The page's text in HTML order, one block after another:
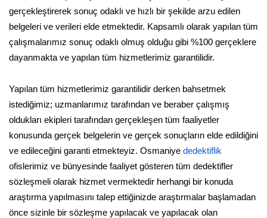
gerçekleştirerek sonuç odaklı ve hızlı bir şekilde arzu edilen
belgeleri ve verileri elde etmektedir. Kapsamlı olarak yapılan tüm
çalışmalarımız sonuç odaklı olmuş olduğu gibi %100 gerçeklere
dayanmakta ve yapılan tüm hizmetlerimiz garantilidir.
Yapılan tüm hizmetlerimiz garantilidir derken bahsetmek
istediğimiz; uzmanlarımız tarafından ve beraber çalışmış
oldukları ekipleri tarafından gerçekleşen tüm faaliyetler
konusunda gerçek belgelerin ve gerçek sonuçların elde edildiğini
ve edileceğini garanti etmekteyiz. Osmaniye dedektiflik
ofislerimiz ve bünyesinde faaliyet gösteren tüm dedektifler
sözleşmeli olarak hizmet vermektedir herhangi bir konuda
araştırma yapılmasını talep ettiğinizde araştırmalar başlamadan
önce sizinle bir sözleşme yapılacak ve yapılacak olan